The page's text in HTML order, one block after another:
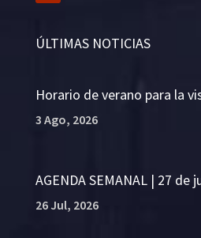
ÚLTIMAS NOTICIAS
Horario de verano para la
3 Ago, 2026
AGENDA SEMANAL | 27 de
26 Jul, 2026